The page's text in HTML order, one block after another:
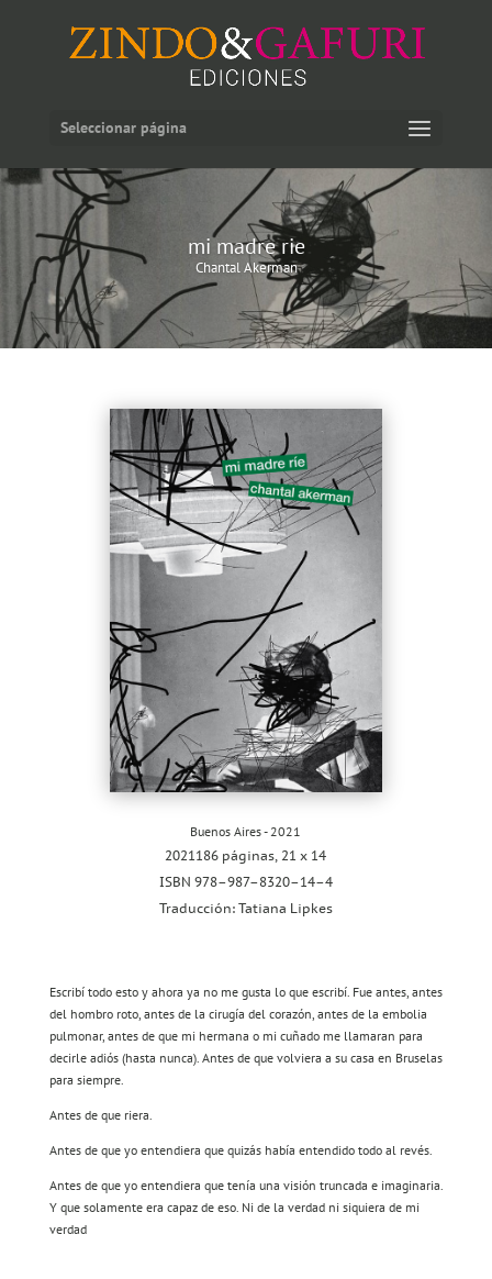
Seleccionar página
mi madre rie
Chantal Akerman
Buenos Aires - 2021
2021186 páginas, 21 x 14
ISBN 978–987–8320–14–4
Traducción: Tatiana Lipkes
Escribí todo esto y ahora ya no me gusta lo que escribí. Fue antes, antes
del hombro roto, antes de la cirugía del corazón, antes de la embolia
pulmonar, antes de que mi hermana o mi cuñado me llamaran para
decirle adiós (hasta nunca). Antes de que volviera a su casa en Bruselas
para siempre.
Antes de que riera.
Antes de que yo entendiera que quizás había entendido todo al revés.
Antes de que yo entendiera que tenía una visión truncada e imaginaria.
Y que solamente era capaz de eso. Ni de la verdad ni siquiera de mi
verdad